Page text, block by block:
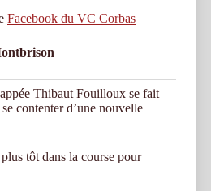
Facebook du VC Corbas
Thibaut Fouilloux se fait
contenter d’une nouvelle
tôt dans la course pour